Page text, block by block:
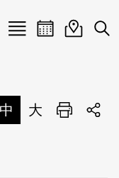
Menu
活動日曆活動地圖
展
中 大 列印